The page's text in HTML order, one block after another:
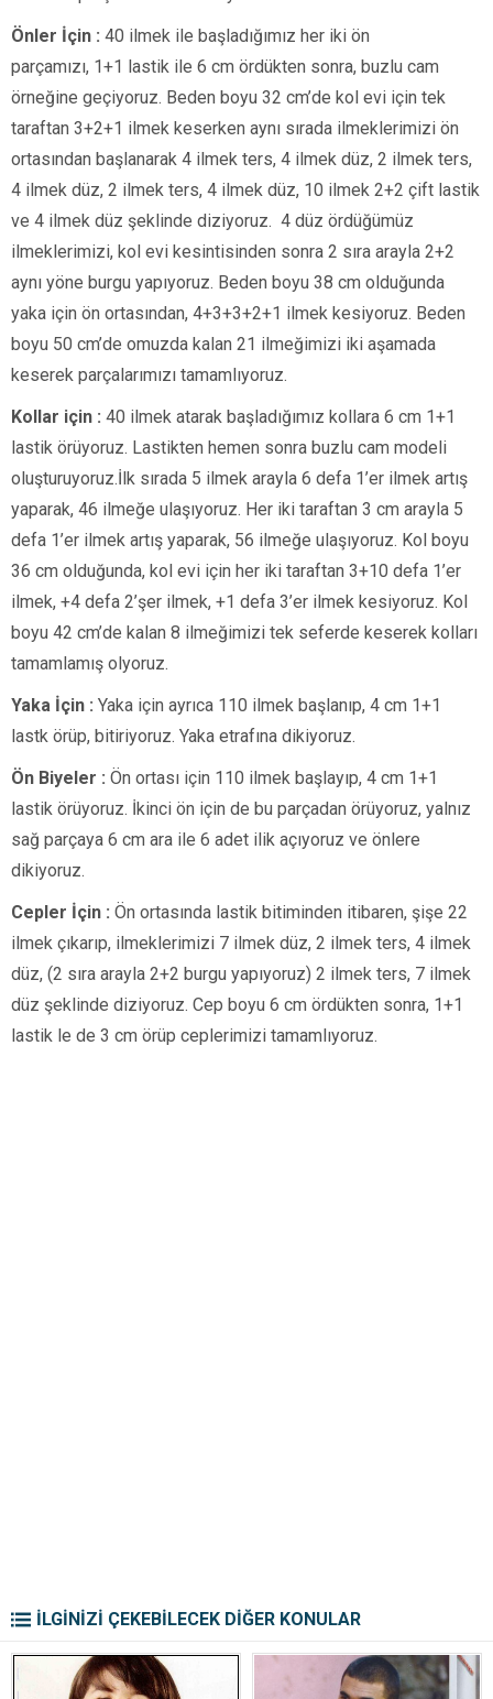
Önler İçin : 40 ilmek ile başladığımız her iki ön
parçamızı, 1+1 lastik ile 6 cm ördükten sonra, buzlu cam
örneğine geçiyoruz. Beden boyu 32 cm’de kol evi için tek
taraftan 3+2+1 ilmek keserken aynı sırada ilmeklerimizi ön
ortasından başlanarak 4 ilmek ters, 4 ilmek düz, 2 ilmek ters,
4 ilmek düz, 2 ilmek ters, 4 ilmek düz, 10 ilmek 2+2 çift lastik
ve 4 ilmek düz şeklinde diziyoruz. 4 düz ördüğümüz
ilmeklerimizi, kol evi kesintisinden sonra 2 sıra arayla 2+2
aynı yöne burgu yapıyoruz. Beden boyu 38 cm olduğunda
yaka için ön ortasından, 4+3+3+2+1 ilmek kesiyoruz. Beden
boyu 50 cm’de omuzda kalan 21 ilmeğimizi iki aşamada
keserek parçalarımızı tamamlıyoruz.
Kollar için : 40 ilmek atarak başladığımız kollara 6 cm 1+1
lastik örüyoruz. Lastikten hemen sonra buzlu cam modeli
oluşturuyoruz.İlk sırada 5 ilmek arayla 6 defa 1’er ilmek artış
yaparak, 46 ilmeğe ulaşıyoruz. Her iki taraftan 3 cm arayla 5
defa 1’er ilmek artış yaparak, 56 ilmeğe ulaşıyoruz. Kol boyu
36 cm olduğunda, kol evi için her iki taraftan 3+10 defa 1’er
ilmek, +4 defa 2’şer ilmek, +1 defa 3’er ilmek kesiyoruz. Kol
boyu 42 cm’de kalan 8 ilmeğimizi tek seferde keserek kolları
tamamlamış olyoruz.
Yaka İçin : Yaka için ayrıca 110 ilmek başlanıp, 4 cm 1+1
lastk örüp, bitiriyoruz. Yaka etrafına dikiyoruz.
Ön Biyeler : Ön ortası için 110 ilmek başlayıp, 4 cm 1+1
lastik örüyoruz. İkinci ön için de bu parçadan örüyoruz, yalnız
sağ parçaya 6 cm ara ile 6 adet ilik açıyoruz ve önlere
dikiyoruz.
Cepler İçin : Ön ortasında lastik bitiminden itibaren, şişe 22
ilmek çıkarıp, ilmeklerimizi 7 ilmek düz, 2 ilmek ters, 4 ilmek
düz, (2 sıra arayla 2+2 burgu yapıyoruz) 2 ilmek ters, 7 ilmek
düz şeklinde diziyoruz. Cep boyu 6 cm ördükten sonra, 1+1
lastik le de 3 cm örüp ceplerimizi tamamlıyoruz.
İLGİNİZİ ÇEKEBİLECEK DİĞER KONULAR